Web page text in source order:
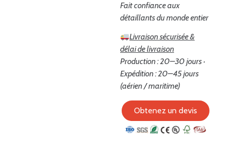
Fait confiance aux
détaillants du monde entier
Livraison sécurisée &
délai de livraison
Production : 20–30 jours ·
Expédition : 20–45 jours
(aérien / maritime)
Obtenez un devis